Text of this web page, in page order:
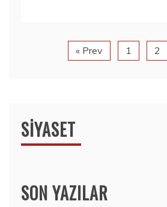
« Prev 1 2
SIYASET
SON YAZILAR